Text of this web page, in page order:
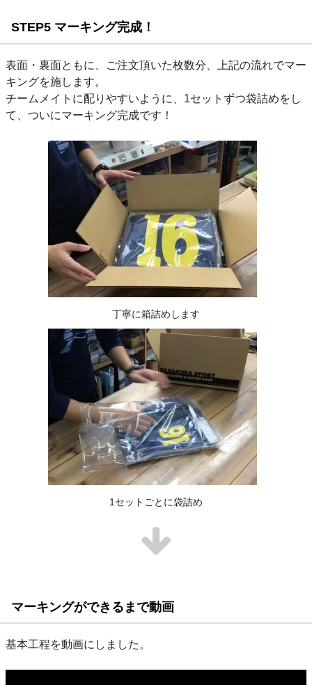
STEP5 マーキング完成！
表面・裏面ともに、ご注文頂いた枚数分、上記の流れでマー
キングを施します。
チームメイトに配りやすいように、1セットずつ袋詰めをし
て、ついにマーキング完成です！
丁寧に箱詰めします
1セットごとに袋詰め
マーキングができるまで動画
基本工程を動画にしました。